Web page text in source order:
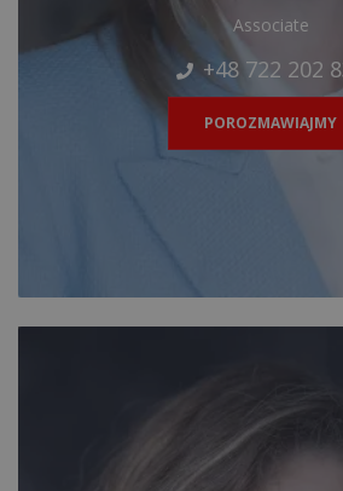
Associate
+48 722 202
POROZMAWIAJMY